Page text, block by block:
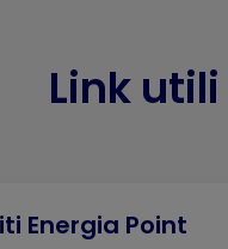
Link utili
Energia Point